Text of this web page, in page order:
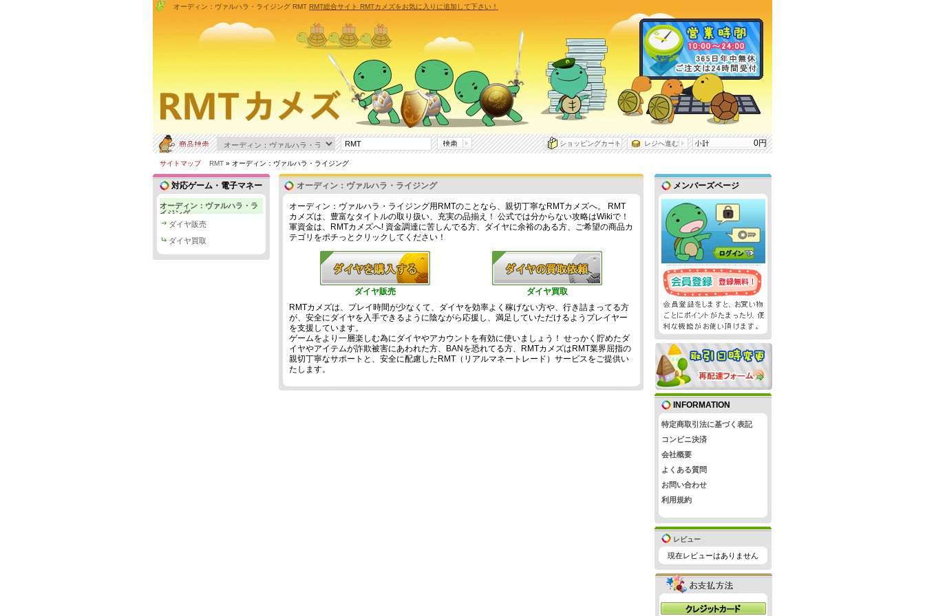
オーディン：ヴァルハラ・ライジング RMT RMT総合サイト RMTカメズをお気に入りに追加して下さい！
ショッピングカート レジへ進む 0円
サイトマップ RMT » オーディン：ヴァルハラ・ライジング
対応ゲーム・電子マネー
オーディン：ヴァルハラ・ラ
イジング
ダイヤ販売
ダイヤ買取
オーディン：ヴァルハラ・ライジング
オーディン：ヴァルハラ・ライジング用RMTのことなら、親切丁寧なRMTカメズへ。 RMT
カメズは、豊富なタイトルの取り扱い、充実の品揃え！ 公式では分からない攻略はWikiで！
軍資金は、RMTカメズへ! 資金調達に苦しんでる方、ダイヤに余裕のある方、ご希望の商品カ
テゴリをポチっとクリックしてください！
ダイヤ販売
ダイヤ買取
RMTカメズは、プレイ時間が少なくて、ダイヤを効率よく稼げない方や、行き詰まってる方
が、安全にダイヤを入手できるように陰ながら応援し、満足していただけるようプレイヤー
を支援しています。
ゲームをより一層楽しむ為にダイヤやアカウントを有効に使いましょう！ せっかく貯めたダ
イヤやアイテムが詐欺被害にあわれた方、BANを恐れてる方、RMTカメズはRMT業界屈指の
親切丁寧なサポートと、安全に配慮したRMT（リアルマネートレード）サービスをご提供い
たします。
メンバーズページ
INFORMATION
特定商取引法に基づく表記
コンビニ決済
会社概要
よくある質問
お問い合わせ
利用規約
レビュー
現在レビューはありません